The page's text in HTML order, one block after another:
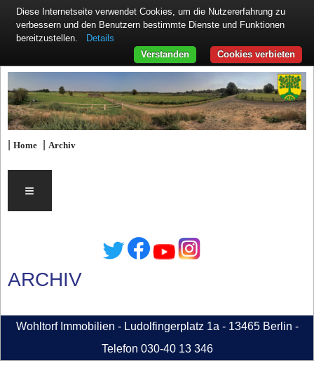
|Home |Archiv
≡
ARCHIV
Wohltorf Immobilien - Ludolfingerplatz 1a - 13465 Berlin -
Telefon 030-40 13 346
Diese Internetseite verwendet Cookies, um die Nutzererfahrung zu
verbessern und den Benutzern bestimmte Dienste und Funktionen
bereitzustellen.
Details
Cookies verbieten
Verstanden